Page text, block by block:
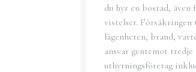
du hyr en bostad,
vistelser. Försäkringen
lägenheten, brand,
ansvar gentemot tredje
uthyrningsföretag